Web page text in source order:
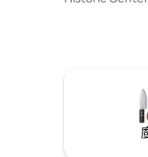
living and
building.
a couple or